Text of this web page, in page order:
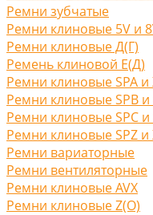
Ремни зубчатые
Ремни клиновые 5V и
Ремни клиновые Д(Г)
Ремень клиновой Е(Д)
Ремни клиновые SPA и
Ремни клиновые SPB и
Ремни клиновые SPC и
Ремни клиновые SPZ и
Ремни вариаторные
Ремни вентиляторные
Ремни клиновые AVX
Ремни клиновые Z(O)